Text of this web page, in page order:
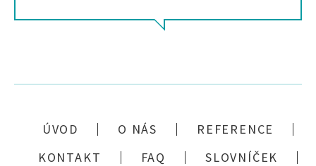
ÚVOD O NÁS
REFERENCE
KONTAKT
FAQ
SLOVNÍČEK